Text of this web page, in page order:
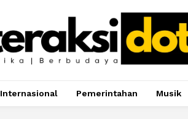
Internasional Pemerintahan Musik